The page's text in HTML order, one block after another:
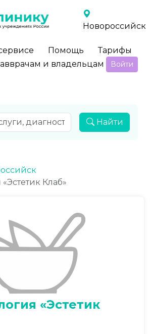
Новороссийск
Помощь
Тарифы
и владельцам
Войти
Найти
Клаб»
«Эстетик